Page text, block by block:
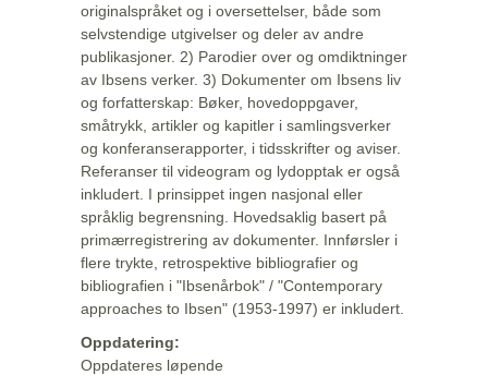
originalspråket og i oversettelser, både som
selvstendige utgivelser og deler av andre
publikasjoner. 2) Parodier over og omdiktninger
av Ibsens verker. 3) Dokumenter om Ibsens liv
og forfatterskap: Bøker, hovedoppgaver,
småtrykk, artikler og kapitler i samlingsverker
og konferanserapporter, i tidsskrifter og aviser.
Referanser til videogram og lydopptak er også
inkludert. I prinsippet ingen nasjonal eller
språklig begrensning. Hovedsaklig basert på
primærregistrering av dokumenter. Innførsler i
flere trykte, retrospektive bibliografier og
bibliografien i "Ibsenårbok" / "Contemporary
approaches to Ibsen" (1953-1997) er inkludert.
Oppdatering:
Oppdateres løpende